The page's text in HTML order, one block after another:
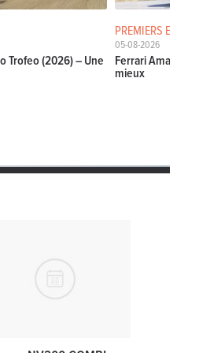
Trofeo (2026) – Une
PREMIERS ESSAIS
05-08-2026
Ferrari Amalfi
mieux